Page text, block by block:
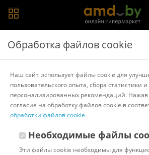
Главная > Каталог товаров Подгузники
Сортировать: Популярные
Код:6593968 В наличии
Slip Basic L
Обработка файлов cookie
Наш сайт использует файлы cookie для
пользовательского опыта, сбора статистики
персонализированных рекомендаций. Нажав
согласие на обработку файлов cookie в
обработки файлов cookie.
Необходимые файлы
Эти файлы cookie необходимы для